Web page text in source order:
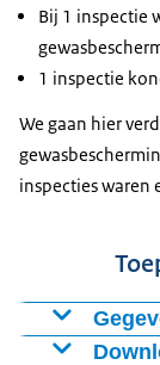
Bij 1 inspectie
1 inspectie
We gaan hier
inspecties waren